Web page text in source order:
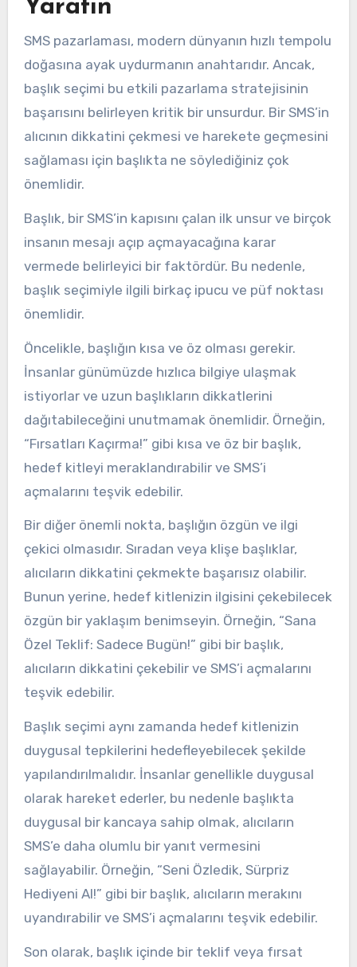
Yaratın
SMS pazarlaması, modern dünyanın hızlı tempolu
doğasına ayak uydurmanın anahtarıdır. Ancak,
başlık seçimi bu etkili pazarlama stratejisinin
başarısını belirleyen kritik bir unsurdur. Bir SMS’in
alıcının dikkatini çekmesi ve harekete geçmesini
sağlaması için başlıkta ne söylediğiniz çok
önemlidir.
Başlık, bir SMS’in kapısını çalan ilk unsur ve birçok
insanın mesajı açıp açmayacağına karar
vermede belirleyici bir faktördür. Bu nedenle,
başlık seçimiyle ilgili birkaç ipucu ve püf noktası
önemlidir.
Öncelikle, başlığın kısa ve öz olması gerekir.
İnsanlar günümüzde hızlıca bilgiye ulaşmak
istiyorlar ve uzun başlıkların dikkatlerini
dağıtabileceğini unutmamak önemlidir. Örneğin,
“Fırsatları Kaçırma!” gibi kısa ve öz bir başlık,
hedef kitleyi meraklandırabilir ve SMS’i
açmalarını teşvik edebilir.
Bir diğer önemli nokta, başlığın özgün ve ilgi
çekici olmasıdır. Sıradan veya klişe başlıklar,
alıcıların dikkatini çekmekte başarısız olabilir.
Bunun yerine, hedef kitlenizin ilgisini çekebilecek
özgün bir yaklaşım benimseyin. Örneğin, “Sana
Özel Teklif: Sadece Bugün!” gibi bir başlık,
alıcıların dikkatini çekebilir ve SMS’i açmalarını
teşvik edebilir.
Başlık seçimi aynı zamanda hedef kitlenizin
duygusal tepkilerini hedefleyebilecek şekilde
yapılandırılmalıdır. İnsanlar genellikle duygusal
olarak hareket ederler, bu nedenle başlıkta
duygusal bir kancaya sahip olmak, alıcıların
SMS’e daha olumlu bir yanıt vermesini
sağlayabilir. Örneğin, “Seni Özledik, Sürpriz
Hediyeni Al!” gibi bir başlık, alıcıların merakını
uyandırabilir ve SMS’i açmalarını teşvik edebilir.
Son olarak, başlık içinde bir teklif veya fırsat